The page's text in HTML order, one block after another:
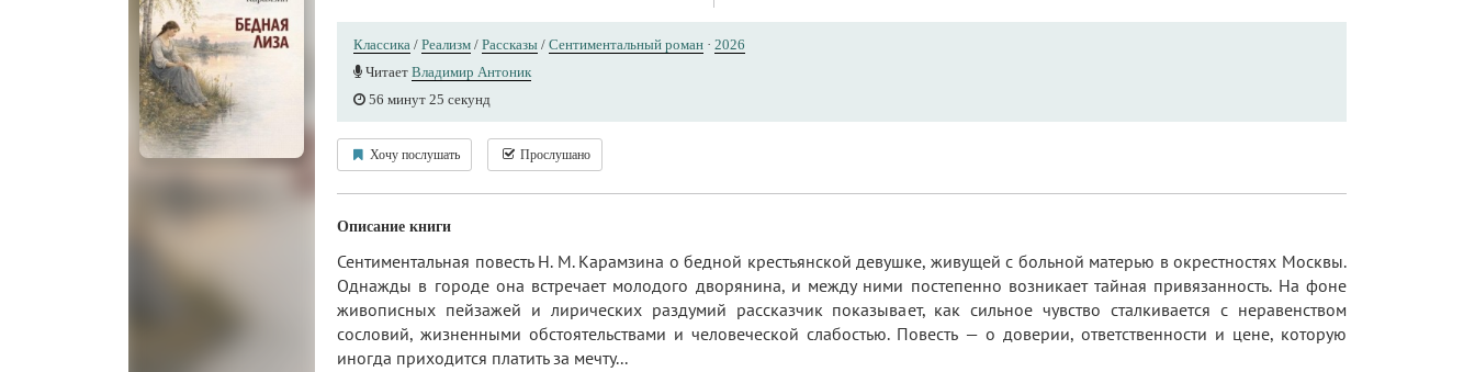
Классика / Реализм / Рассказы / Сентиментальный роман · 2026
Читает Владимир Антоник
56 минут 25 секунд
Хочу послушать Прослушано
Описание книги
Сентиментальная повесть Н. М. Карамзина о бедной крестьянской девушке, живущей с больной матерью в окрестностях Москвы.
Однажды в городе она встречает молодого дворянина, и между ними постепенно возникает тайная привязанность. На фоне
живописных пейзажей и лирических раздумий рассказчик показывает, как сильное чувство сталкивается с неравенством
сословий, жизненными обстоятельствами и человеческой слабостью. Повесть — о доверии, ответственности и цене, которую
иногда приходится платить за мечту...